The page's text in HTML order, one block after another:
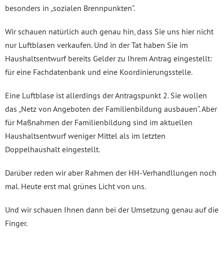
besonders in „sozialen Brennpunkten“.
Wir schauen natürlich auch genau hin, dass Sie uns hier nicht
nur Luftblasen verkaufen. Und in der Tat haben Sie im
Haushaltsentwurf bereits Gelder zu Ihrem Antrag eingestellt:
für eine Fachdatenbank und eine Koordinierungsstelle.
Eine Luftblase ist allerdings der Antragspunkt 2. Sie wollen
das „Netz von Angeboten der Familienbildung ausbauen“. Aber
für Maßnahmen der Familienbildung sind im aktuellen
Haushaltsentwurf weniger Mittel als im letzten
Doppelhaushalt eingestellt.
Darüber reden wir aber Rahmen der HH-Verhandllungen noch
mal. Heute erst mal grünes Licht von uns.
Und wir schauen Ihnen dann bei der Umsetzung genau auf die
Finger.